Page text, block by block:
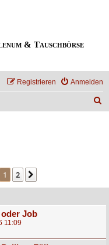
& Tauschbörse
Anmelden
Registrieren
1 2
Job
11:09